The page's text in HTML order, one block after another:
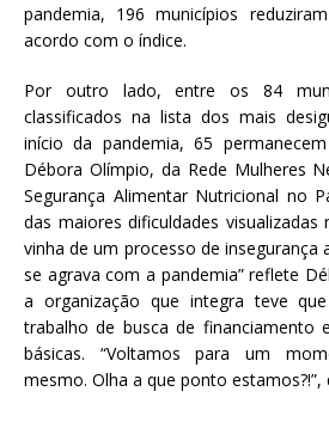
pandemia, 196 municípios
acordo com o índice.
Por outro lado, entre os 84
classificados na lista dos mais
início da pandemia, 65
Débora Olímpio, da Rede Mulheres
Segurança Alimentar Nutricional no
das maiores dificuldades visualizadas
vinha de um processo de insegurança
se agrava com a pandemia” reflete
a organização que integra teve
trabalho de busca de financiamento
básicas. “Voltamos para um
mesmo. Olha a que ponto estamos?!”,